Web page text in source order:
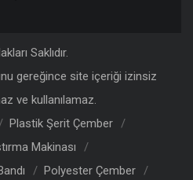
Saklıdır.
gereğince site içeriği izinsiz
ve kullanılamaz.
Plastik Şerit Çember
Makinası
Polyester Çember